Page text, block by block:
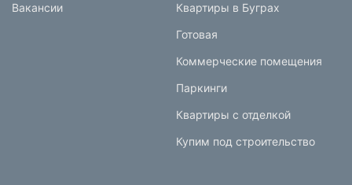
Вакансии
Квартиры в Буграх
Готовая
Коммерческие помещения
Паркинги
Квартиры с отделкой
Купим под строительство